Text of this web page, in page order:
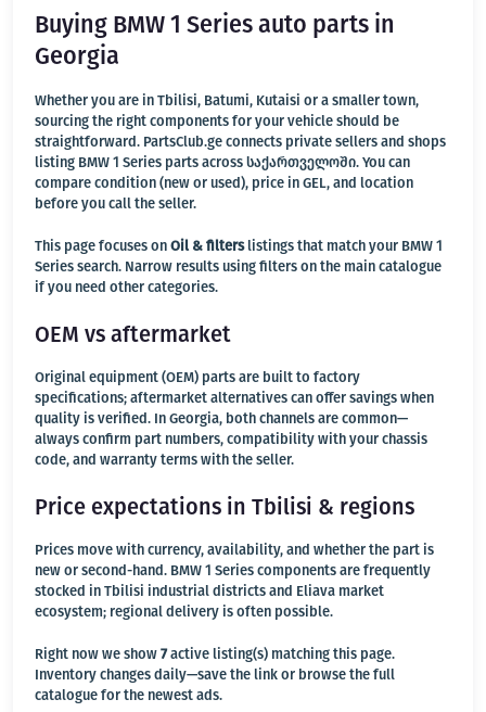
Buying BMW 1 Series auto parts in
Georgia
Whether you are in Tbilisi, Batumi, Kutaisi or a smaller town,
sourcing the right components for your vehicle should be
straightforward. PartsClub.ge connects private sellers and shops
listing BMW 1 Series parts across საქართველოში. You can
compare condition (new or used), price in GEL, and location
before you call the seller.
This page focuses on Oil & filterslistings that match your BMW 1
Series search. Narrow results using filters on the main catalogue
if you need other categories.
OEM vs aftermarket
Original equipment (OEM) parts are built to factory
specifications; aftermarket alternatives can offer savings when
quality is verified. In Georgia, both channels are common—
always confirm part numbers, compatibility with your chassis
code, and warranty terms with the seller.
Price expectations in Tbilisi & regions
Prices move with currency, availability, and whether the part is
new or second-hand. BMW 1 Series components are frequently
stocked in Tbilisi industrial districts and Eliava market
ecosystem; regional delivery is often possible.
Right now we show 7active listing(s) matching this page.
Inventory changes daily—save the link or browse the full
catalogue for the newest ads.